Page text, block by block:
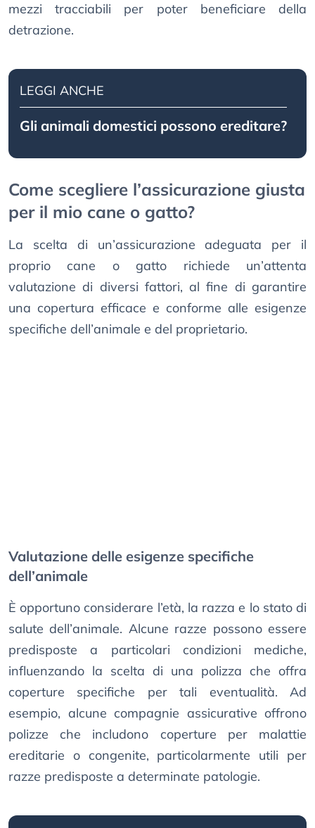
mezzi tracciabili per poter beneficiare della
detrazione.
LEGGI ANCHE
Gli animali domestici possono ereditare?
Come scegliere l’assicurazione giusta
per il mio cane o gatto?
La scelta di un’assicurazione adeguata per il
proprio cane o gatto richiede un’attenta
valutazione di diversi fattori, al fine di garantire
una copertura efficace e conforme alle esigenze
specifiche dell’animale e del proprietario.
Valutazione delle esigenze specifiche
dell’animale
È opportuno considerare l’età, la razza e lo stato di
salute dell’animale. Alcune razze possono essere
predisposte a particolari condizioni mediche,
influenzando la scelta di una polizza che offra
coperture specifiche per tali eventualità. Ad
esempio, alcune compagnie assicurative offrono
polizze che includono coperture per malattie
ereditarie o congenite, particolarmente utili per
razze predisposte a determinate patologie.